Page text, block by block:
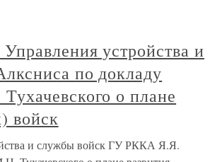
устройства и
по докладу
о плане
войск
и службы войск ГУ РККА Я.Я.